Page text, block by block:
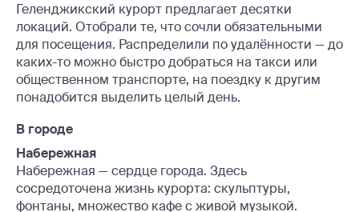
Геленджикский курорт предлагает десятки
локаций. Отобрали те, что сочли обязательными
для посещения. Распределили по удалённости — до
каких-то можно быстро добраться на такси или
общественном транспорте, на поездку к другим
понадобится выделить целый день.
В городе
Набережная
Набережная — сердце города. Здесь
сосредоточена жизнь курорта: скульптуры,
фонтаны, множество кафе с живой музыкой.